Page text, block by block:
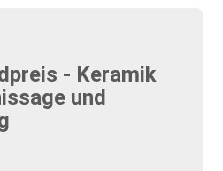
- Keramik
und